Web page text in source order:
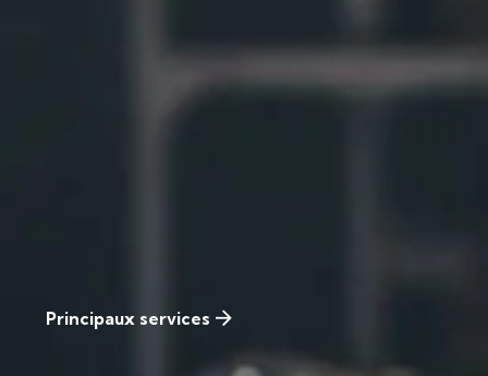
Principaux services